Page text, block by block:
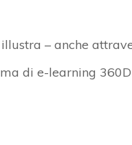
– anche
di e-learning